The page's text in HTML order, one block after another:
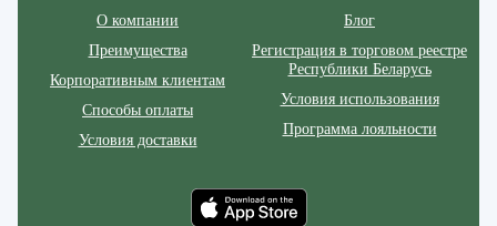
О компании
Преимущества
Корпоративным клиентам
Способы оплаты
Условия доставки
Блог
Регистрация в торговом реестре
Республики Беларусь
Условия использования
Программа лояльности